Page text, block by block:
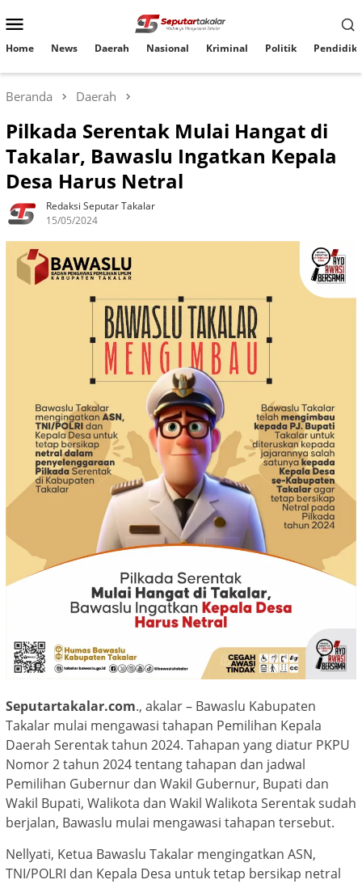
ke
Mobile
Home News Daerah Nasional Kriminal Politik
Beranda Daerah
Pilkada Serentak Mulai Hangat di
Takalar, Bawaslu Ingatkan Kepala
Desa Harus Netral
Redaksi Seputar Takalar
15/05/2024
Seputartakalar.com., akalar – Bawaslu Kabupaten
Takalar mulai mengawasi tahapan Pemilihan Kepala
Daerah Serentak tahun 2024. Tahapan yang diatur PKPU
Nomor 2 tahun 2024 tentang tahapan dan jadwal
Pemilihan Gubernur dan Wakil Gubernur, Bupati dan
Wakil Bupati, Walikota dan Wakil Walikota Serentak sudah
berjalan, Bawaslu mulai mengawasi tahapan tersebut.
Nellyati, Ketua Bawaslu Takalar mengingatkan ASN,
TNI/POLRI dan Kepala Desa untuk tetap bersikap netral